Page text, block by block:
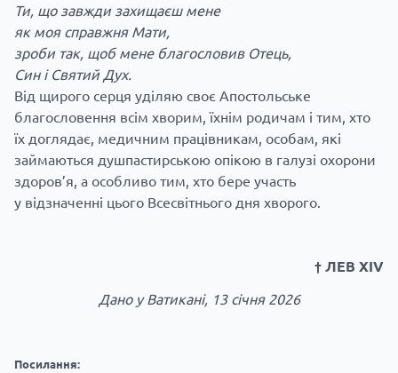
Ти, що завжди захищаєш мене
як моя справжня Мати,
зроби так, щоб мене благословив Отець,
Син і Святий Дух.
Від щирого серця уділяю своє Апостольське
благословення всім хворим, їхнім родичам і тим, хто
їх доглядає, медичним працівникам, особам, які
займаються душпастирською опікою в галузі охорони
здоров’я, а особливо тим, хто бере участь
у відзначенні цього Всесвітнього дня хворого.
† ЛЕВ XIV
Дано у Ватикані, 13 січня 2026
Посилання: